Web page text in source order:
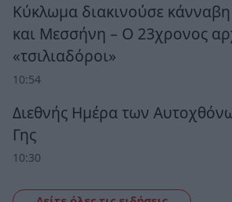
Κύκλωμα διακινούσε
και Μεσσήνη – Ο 23χρονος
«τσιλιαδόροι»
10:54
Διεθνής Ημέρα των
Γης
10:30